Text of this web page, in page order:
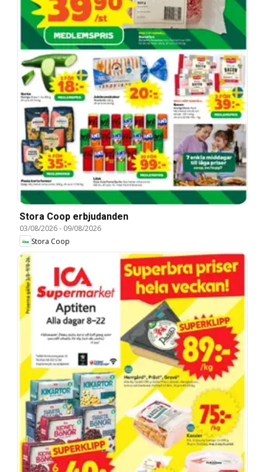
Stora Coop erbjudanden
03/08/2026- 09/08/2026
Stora Coop